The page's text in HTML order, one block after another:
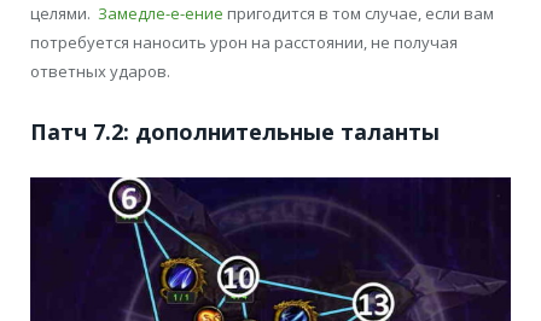
целями. Замедле-е-ение пригодится в том случае, если вам
потребуется наносить урон на расстоянии, не получая
ответных ударов.
Патч 7.2: дополнительные таланты